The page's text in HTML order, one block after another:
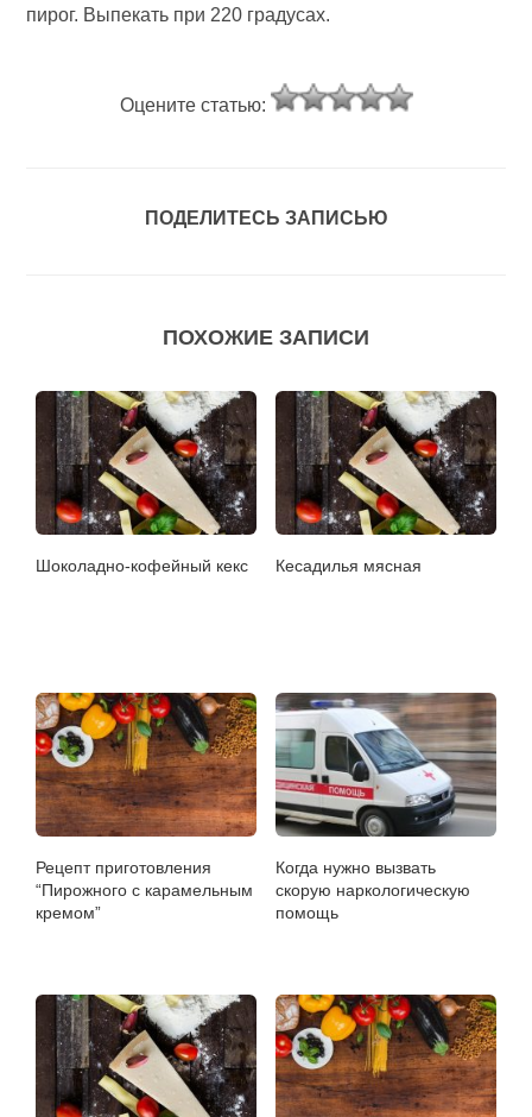
пирог. Выпекать при 220 градусах.
Оцените статью:
ПОДЕЛИТЕСЬ ЗАПИСЬЮ
ПОХОЖИЕ ЗАПИСИ
Шоколадно-кофейный кекс Кесадилья мясная
Рецепт приготовления
“Пирожного с карамельным
кремом”
Когда нужно вызвать
скорую наркологическую
помощь